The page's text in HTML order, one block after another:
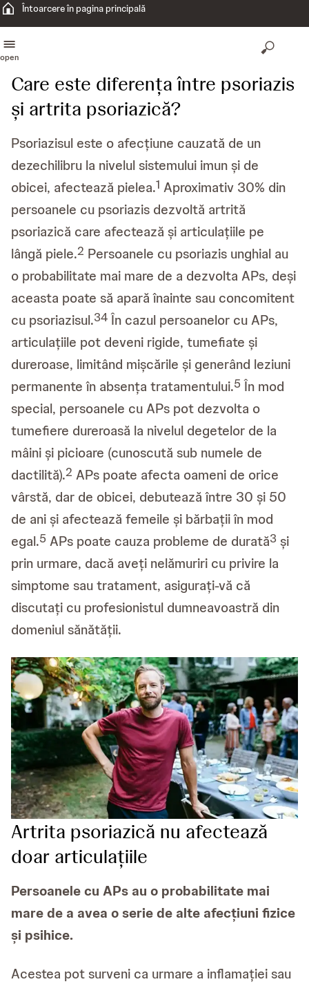
Întoarcere în pagina principală
open
Care este diferența între psoriazis
și artrita psoriazică?
Psoriazisul este o afecțiune cauzată de un
dezechilibru la nivelul sistemului imun și de
obicei, afectează pielea.1 Aproximativ 30% din
persoanele cu psoriazis dezvoltă artrită
psoriazică care afectează și articulațiile pe
lângă piele.2 Persoanele cu psoriazis unghial au
o probabilitate mai mare de a dezvolta APs, deși
aceasta poate să apară înainte sau concomitent
cu psoriazisul.34În cazul persoanelor cu APs,
articulațiile pot deveni rigide, tumefiate și
dureroase, limitând mișcările și generând leziuni
permanente în absența tratamentului.5 În mod
special, persoanele cu APs pot dezvolta o
tumefiere dureroasă la nivelul degetelor de la
mâini și picioare (cunoscută sub numele de
dactilită).2 APs poate afecta oameni de orice
vârstă, dar de obicei, debutează între 30 și 50
de ani și afectează femeile și bărbații în mod
egal.5 APs poate cauza probleme de durată3 și
prin urmare, dacă aveți nelămuriri cu privire la
simptome sau tratament, asigurați-vă că
discutați cu profesionistul dumneavoastră din
domeniul sănătății.
Artrita psoriazică nu afectează
doar articulațiile
Persoanele cu APs au o probabilitate mai
mare de a avea o serie de alte afecțiuni fizice
și psihice.
Acestea pot surveni ca urmare a inflamației sau